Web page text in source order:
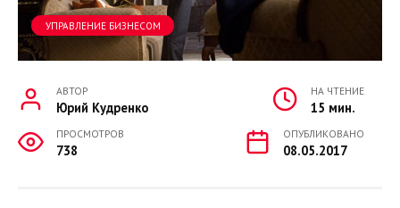
УПРАВЛЕНИЕ БИЗНЕСОМ
АВТОР
Юрий Кудренко
НА ЧТЕНИЕ
15 мин.
ПРОСМОТРОВ
738
ОПУБЛИКОВАНО
08.05.2017